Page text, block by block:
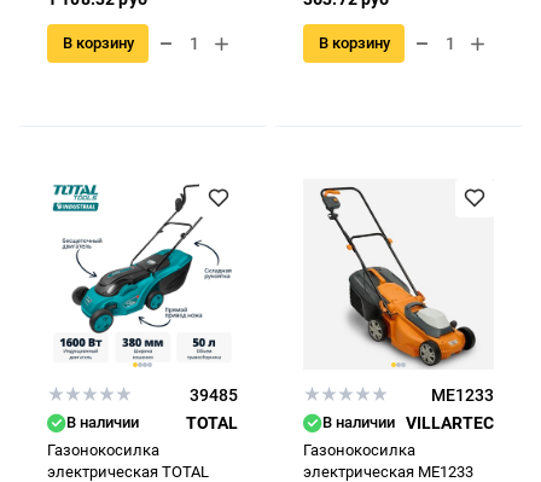
В корзину В корзину
39485
В наличии TOTAL
Газонокосилка
электрическая TOTAL
ME1233
В наличии VILLARTEC
Газонокосилка
электрическая ME1233